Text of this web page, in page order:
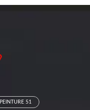
51